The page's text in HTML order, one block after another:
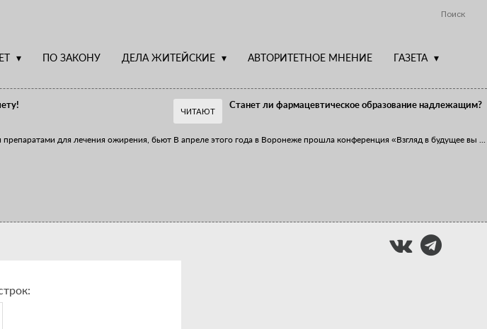
Поиск
ПО ЗАКОНУ ДЕЛА ЖИТЕЙСКИЕ АВТОРИТЕТНОЕ МНЕНИЕ ГАЗЕТА
для лечения ожирения, бьют
ЧИТАЮТ
Станет ли фармацевтическое образование надлежащим?
В апреле этого года в Воронеже прошла конференция «Взгляд в будущее вы